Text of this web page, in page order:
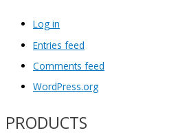
Log in
Entries feed
Comments feed
WordPress.org
PRODUCTS